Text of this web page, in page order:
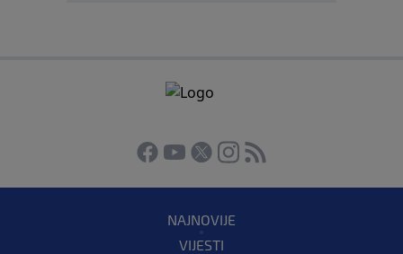
NAJNOVIJE
VIJESTI